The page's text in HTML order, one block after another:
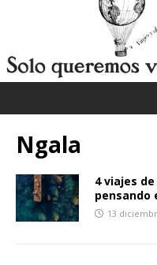
Ngala
4 viajes
pensando
13